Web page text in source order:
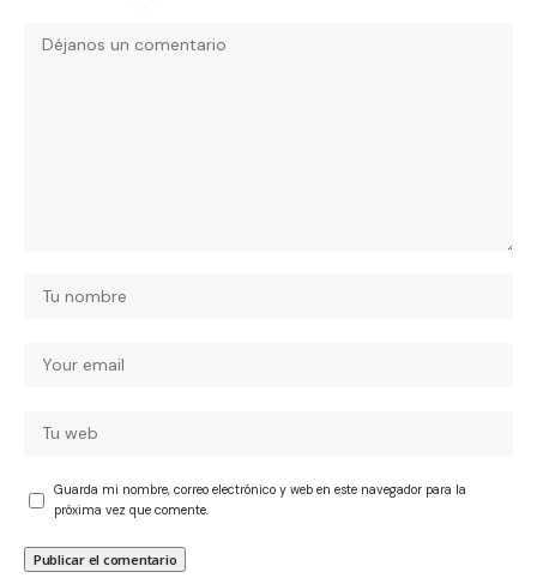
Guarda mi nombre, correo electrónico y web en este navegador para la
próxima vez que comente.